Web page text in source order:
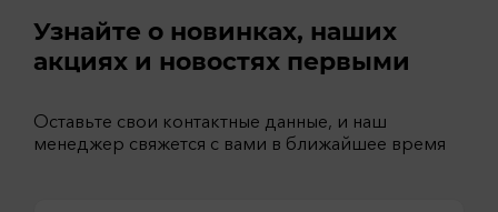
Узнайте о новинках, наших
акциях и новостях первыми
Оставьте свои контактные данные, и наш
менеджер свяжется с вами в ближайшее время